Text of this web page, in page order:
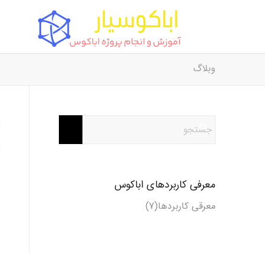
وبلاگ
معرفی کاربردهای اباکوس
معرقی کاربردها(7)